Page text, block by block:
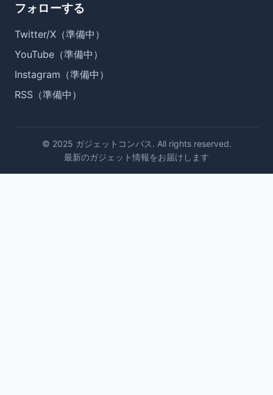
フォローする
Twitter/X（準備中）
YouTube（準備中）
Instagram（準備中）
RSS（準備中）
© 2025 ガジェットコンパス. All rights reserved.
最新のガジェット情報をお届けします